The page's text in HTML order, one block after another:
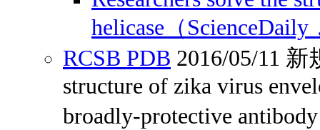
helicase（ScienceDaily
RCSB PDB 2016/05/11
structure of zika virus
broadly-protective